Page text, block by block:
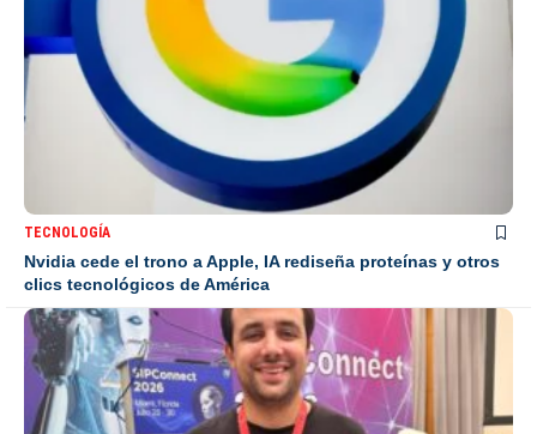
TECNOLOGÍA
Nvidia cede el trono a Apple, IA rediseña proteínas y otros
clics tecnológicos de América